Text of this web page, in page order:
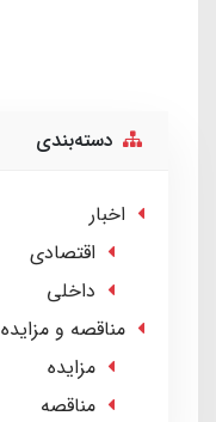
دسته‌بندی
اخبار
اقتصادی
داخلی
مناقصه و مزایده
مزایده
مناقصه